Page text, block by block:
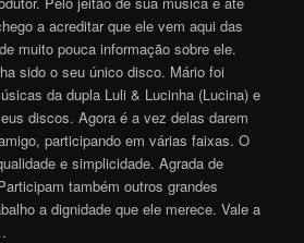
a acreditar que ele vem aqui das
muito pouca informação sobre ele.
sido o seu único disco. Mário foi
da dupla Luli & Lucinha (Lucina) e
discos. Agora é a vez delas darem
participando em várias faixas. O
e simplicidade. Agrada de
também outros grandes
a dignidade que ele merece. Vale a